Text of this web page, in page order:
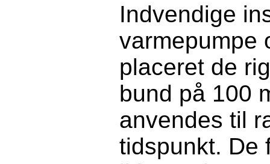
Indvendige
varmepumpe
placeret de
bund på 100
anvendes til
tidspunkt. De